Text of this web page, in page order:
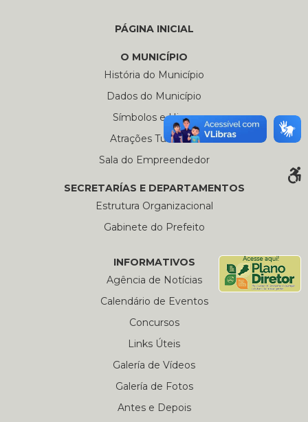
PÁGINA INICIAL
O MUNICÍPIO
História do Município
Dados do Município
Símbolos e Hinos
Atrações Turísticas
Sala do Empreendedor
SECRETARÍAS E DEPARTAMENTOS
Estrutura Organizacional
Gabinete do Prefeito
INFORMATIVOS
Agência de Notícias
Calendário de Eventos
Concursos
Links Úteis
Galería de Vídeos
Galería de Fotos
Antes e Depois